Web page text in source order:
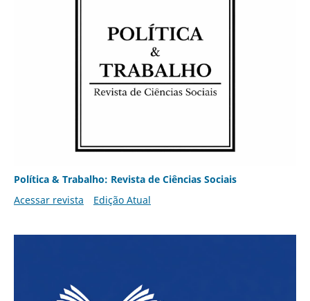
Política & Trabalho: Revista de Ciências Sociais
Acessar revista
Edição Atual